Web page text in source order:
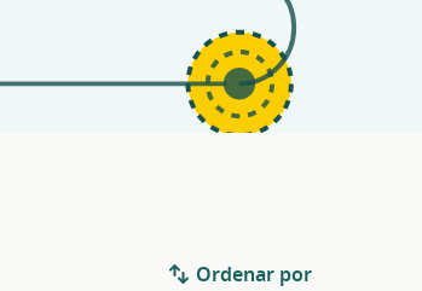
Ordenar por